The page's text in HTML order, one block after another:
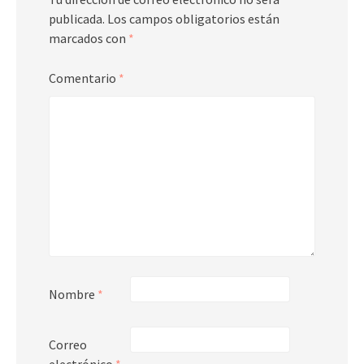
publicada. Los campos obligatorios están
marcados con *
Comentario *
Nombre *
Correo